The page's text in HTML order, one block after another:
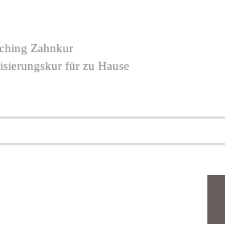
Zahnkur
für zu Hause